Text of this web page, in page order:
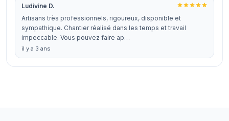
Ludivine D.
Artisans très professionnels, rigoureux, disponible et
sympathique. Chantier réalisé dans les temps et travail
impeccable. Vous pouvez faire ap…
il y a 3 ans